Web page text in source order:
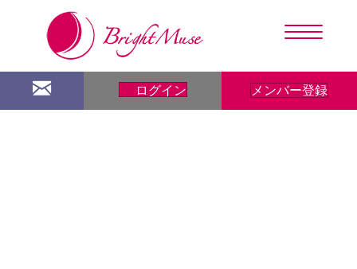
ログイン メンバー登録